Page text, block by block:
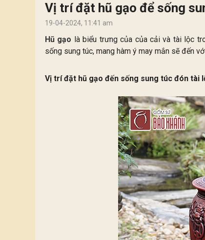
Vị trí đặt hũ gạo để sống
19-04-2024, 11:41 am
Hũ gạo là biểu trưng của của cải và tài lộc
sống sung túc, mang hàm ý may mắn sẽ đến
Vị trí đặt hũ gạo đến sống sung túc đón tài